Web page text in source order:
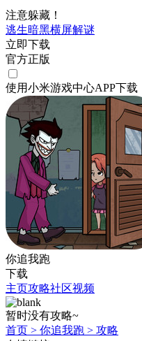
注意躲藏！
逃生暗黑横屏解谜
立即下载
官方正版
使用小米游戏中心APP下载
你追我跑
下载
主页攻略社区视频
暂时没有攻略~
首页 > 你追我跑 > 攻略